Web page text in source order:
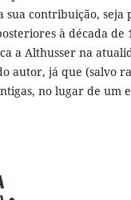
sua contribuição, seja
à década de
a Althusser na
autor, já que (salvo
no lugar de um